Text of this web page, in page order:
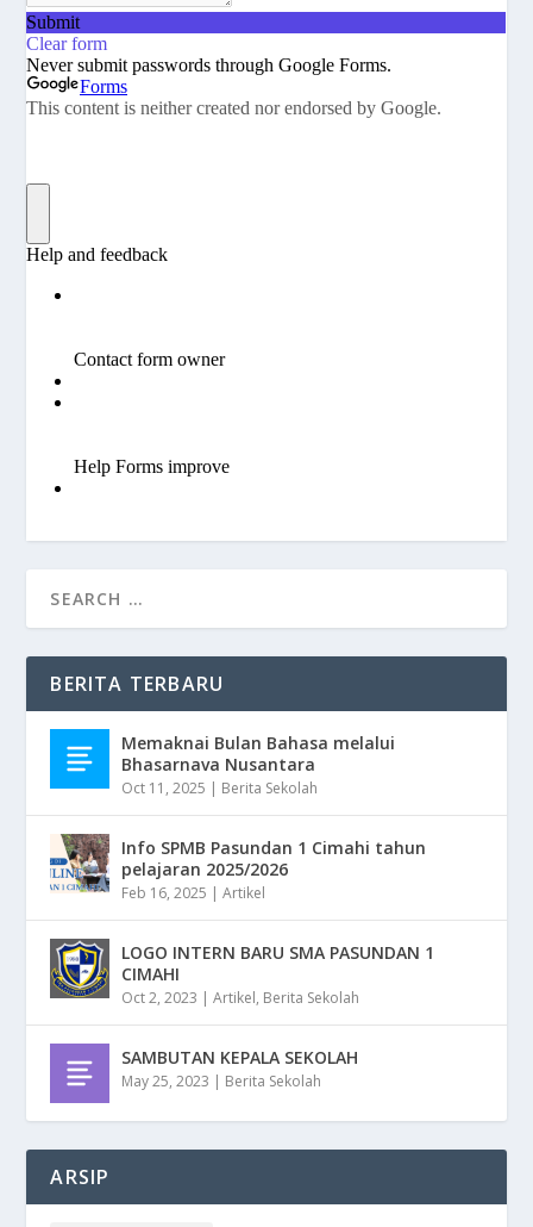
BERITA TERBARU
Memaknai Bulan Bahasa melalui
Bhasarnava Nusantara
Oct 11, 2025 | Berita Sekolah
Info SPMB Pasundan 1 Cimahi tahun
pelajaran 2025/2026
Feb 16, 2025 |Artikel
LOGO INTERN BARU SMA PASUNDAN 1
CIMAHI
Oct 2, 2023 |Artikel, Berita Sekolah
SAMBUTAN KEPALA SEKOLAH
May 25, 2023 | Berita Sekolah
ARSIP